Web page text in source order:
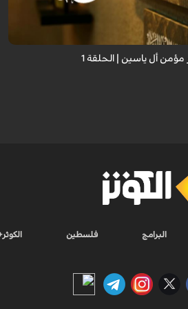
أل ياسين | الحلقة 1
البرامج فلسطين